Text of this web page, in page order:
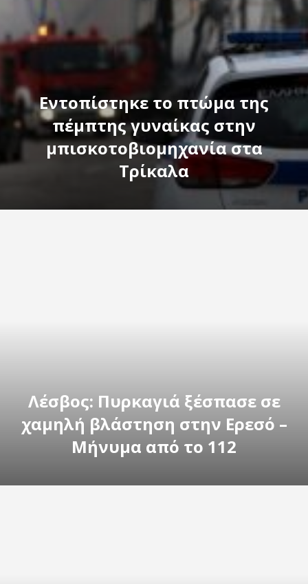
Εντοπίστηκε το πτώμα της
πέμπτης γυναίκας στην
μπισκοτοβιομηχανία στα
Τρίκαλα
Λέσβος: Πυρκαγιά ξέσπασε σε
χαμηλή βλάστηση στην Ερεσό –
Μήνυμα από το 112